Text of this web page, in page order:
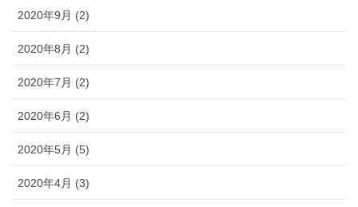
2020年9月 (2)
2020年8月 (2)
2020年7月 (2)
2020年6月 (2)
2020年5月 (5)
2020年4月 (3)